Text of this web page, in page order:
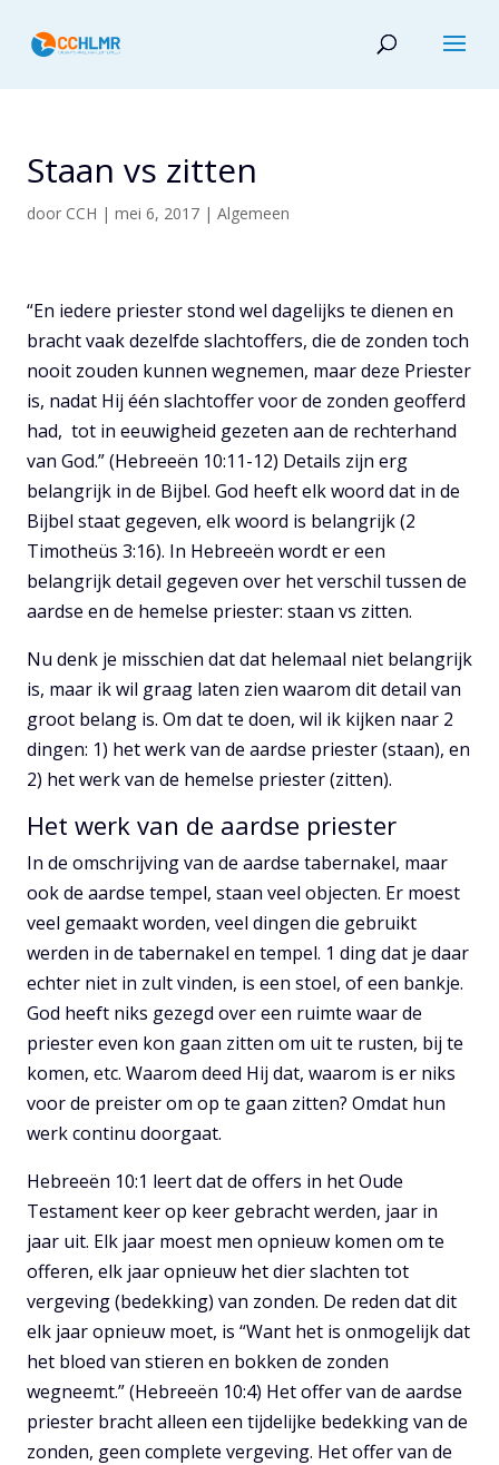
Staan vs zitten
door CCH | mei 6, 2017 | Algemeen
“En iedere priester stond wel dagelijks te dienen en
bracht vaak dezelfde slachtoffers, die de zonden toch
nooit zouden kunnen wegnemen, maar deze Priester
is, nadat Hij één slachtoffer voor de zonden geofferd
had, tot in eeuwigheid gezeten aan de rechterhand
van God.” (Hebreeën 10:11-12) Details zijn erg
belangrijk in de Bijbel. God heeft elk woord dat in de
Bijbel staat gegeven, elk woord is belangrijk (2
Timotheüs 3:16). In Hebreeën wordt er een
belangrijk detail gegeven over het verschil tussen de
aardse en de hemelse priester: staan vs zitten.
Nu denk je misschien dat dat helemaal niet belangrijk
is, maar ik wil graag laten zien waarom dit detail van
groot belang is. Om dat te doen, wil ik kijken naar 2
dingen: 1) het werk van de aardse priester (staan), en
2) het werk van de hemelse priester (zitten).
Het werk van de aardse priester
In de omschrijving van de aardse tabernakel, maar
ook de aardse tempel, staan veel objecten. Er moest
veel gemaakt worden, veel dingen die gebruikt
werden in de tabernakel en tempel. 1 ding dat je daar
echter niet in zult vinden, is een stoel, of een bankje.
God heeft niks gezegd over een ruimte waar de
priester even kon gaan zitten om uit te rusten, bij te
komen, etc. Waarom deed Hij dat, waarom is er niks
voor de preister om op te gaan zitten? Omdat hun
werk continu doorgaat.
Hebreeën 10:1 leert dat de offers in het Oude
Testament keer op keer gebracht werden, jaar in
jaar uit. Elk jaar moest men opnieuw komen om te
offeren, elk jaar opnieuw het dier slachten tot
vergeving (bedekking) van zonden. De reden dat dit
elk jaar opnieuw moet, is “Want het is onmogelijk dat
het bloed van stieren en bokken de zonden
wegneemt.” (Hebreeën 10:4) Het offer van de aardse
priester bracht alleen een tijdelijke bedekking van de
zonden, geen complete vergeving. Het offer van de